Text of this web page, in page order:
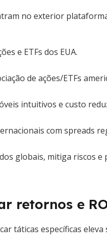
no exterior
e ETFs dos EUA.
de ações/ETFs
intuitivos e custo
com spreads
globais, mitiga riscos
retornos e
táticas específicas eleva